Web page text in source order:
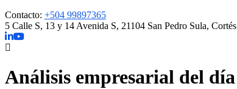
Contacto: +504 99897365
5 Calle S, 13 y 14 Avenida S, 21104 San Pedro Sula, Cortés
Análisis empresarial del día